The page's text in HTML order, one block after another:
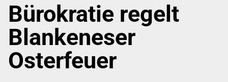
Bürokratie regelt
Blankeneser
Osterfeuer